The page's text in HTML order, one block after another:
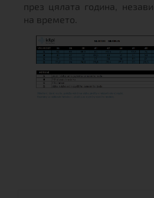
през цялата година,
на времето.